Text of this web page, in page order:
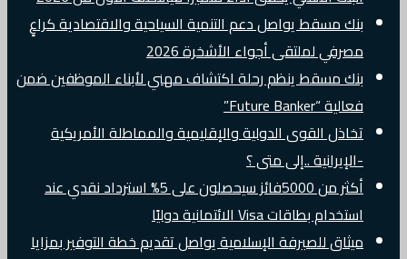
بنك مسقط يواصل دعم التنمية السياحية والاقتصادية كراعٍ
مصرفي لملتقى أجواء الأشخرة 2026
بنك مسقط ينظم رحلة اكتشاف مهني لأبناء الموظفين ضمن
فعالية “Future Banker”
تخاذل القوى الدولية والإقليمية والمماطلة الأمريكية
-الإيرانية ..إلى متى ؟
أكثر من 5000فائز سيحصلون على 5% استرداد نقدي عند
استخدام بطاقات Visa الائتمانية دوليًا
ميثاق للصيرفة الإسلامية يواصل تقديم خطة التوفير بمزايا